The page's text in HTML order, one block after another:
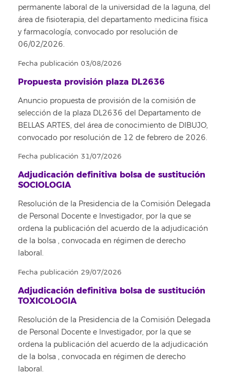
permanente laboral de la universidad de la laguna, del
área de fisioterapia, del departamento medicina física
y farmacología, convocado por resolución de
06/02/2026.
Fecha publicación 03/08/2026
Propuesta provisión plaza DL2636
Anuncio propuesta de provisión de la comisión de
selección de la plaza DL2636 del Departamento de
BELLAS ARTES, del área de conocimiento de DIBUJO,
convocado por resolución de 12 de febrero de 2026.
Fecha publicación 31/07/2026
Adjudicación definitiva bolsa de sustitución
SOCIOLOGIA
Resolución de la Presidencia de la Comisión Delegada
de Personal Docente e Investigador, por la que se
ordena la publicación del acuerdo de la adjudicación
de la bolsa , convocada en régimen de derecho
laboral.
Fecha publicación 29/07/2026
Adjudicación definitiva bolsa de sustitución
TOXICOLOGIA
Resolución de la Presidencia de la Comisión Delegada
de Personal Docente e Investigador, por la que se
ordena la publicación del acuerdo de la adjudicación
de la bolsa , convocada en régimen de derecho
laboral.